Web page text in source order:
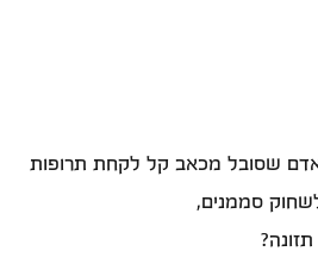
אדם שסובל מכאב קל לקחת תרופות
סממנים,